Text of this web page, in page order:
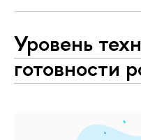
Уровень
готовности